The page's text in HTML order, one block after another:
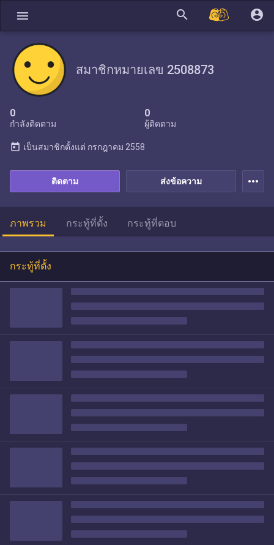
menu search account_circle
สมาชิกหมายเลข 2508873
0
กำลังติดตาม
0
ผู้ติดตาม
ส่งข้อความ
ติดตาม
today เป็นสมาชิกตั้งแต่ กรกฎาคม 2558
more_horiz
ภาพรวม กระทู้ที่ตั้ง กระทู้ที่ตอบ
กระทู้ที่ตั้ง